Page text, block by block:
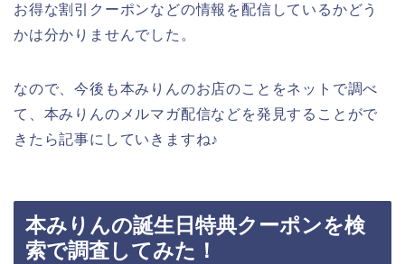
お得な割引クーポンなどの情報を配信しているかどう
かは分かりませんでした。
なので、今後も本みりんのお店のことをネットで調べ
て、本みりんのメルマガ配信などを発見することがで
きたら記事にしていきますね♪
本みりんの誕生日特典クーポンを検
索で調査してみた！